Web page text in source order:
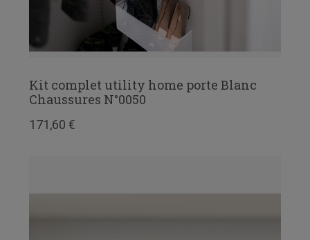
Kit complet utility home porte Blanc
Chaussures N°0050
171,60 €